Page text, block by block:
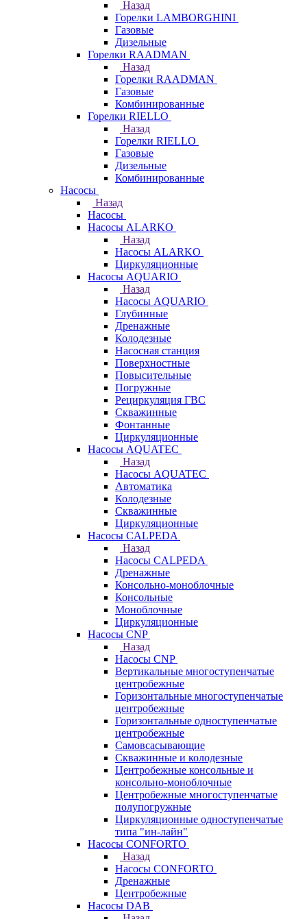
Назад
Горелки LAMBORGHINI
Газовые
Дизельные
Горелки RAADMAN
Назад
Горелки RAADMAN
Газовые
Комбинированные
Горелки RIELLO
Назад
Горелки RIELLO
Газовые
Дизельные
Комбинированные
Насосы
Назад
Насосы
Насосы ALARKO
Назад
Насосы ALARKO
Циркуляционные
Насосы AQUARIO
Назад
Насосы AQUARIO
Глубинные
Дренажные
Колодезные
Насосная станция
Поверхностные
Повысительные
Погружные
Рециркуляция ГВС
Скважинные
Фонтанные
Циркуляционные
Насосы AQUATEC
Назад
Насосы AQUATEC
Автоматика
Колодезные
Скважинные
Циркуляционные
Насосы CALPEDA
Назад
Насосы CALPEDA
Дренажные
Консольно-моноблочные
Консольные
Моноблочные
Циркуляционные
Насосы CNP
Назад
Насосы CNP
Вертикальные многоступенчатые
центробежные
Горизонтальные многоступенчатые
центробежные
Горизонтальные одноступенчатые
центробежные
Самовсасывающие
Скважинные и колодезные
Центробежные консольные и
консольно-моноблочные
Центробежные многоступенчатые
полупогружные
Циркуляционные одноступенчатые
типа "ин-лайн"
Насосы CONFORTO
Назад
Насосы CONFORTO
Дренажные
Центробежные
Насосы DAB